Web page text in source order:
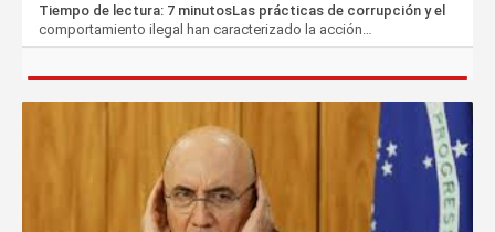
Tiempo de lectura: 7 minutosLas prácticas de corrupción y el
comportamiento ilegal han caracterizado la acción…